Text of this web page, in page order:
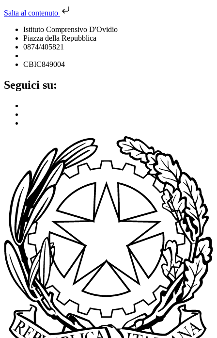
Salta al contenuto
Istituto Comprensivo D'Ovidio
Piazza della Repubblica
0874/405821
CBIC849004
Seguici su: